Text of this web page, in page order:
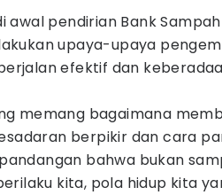
awal pendirian Bank
upaya-upaya
efektif dan
memang bagaimana
berpikir dan cara
bahwa bukan
kita, pola hidup kita